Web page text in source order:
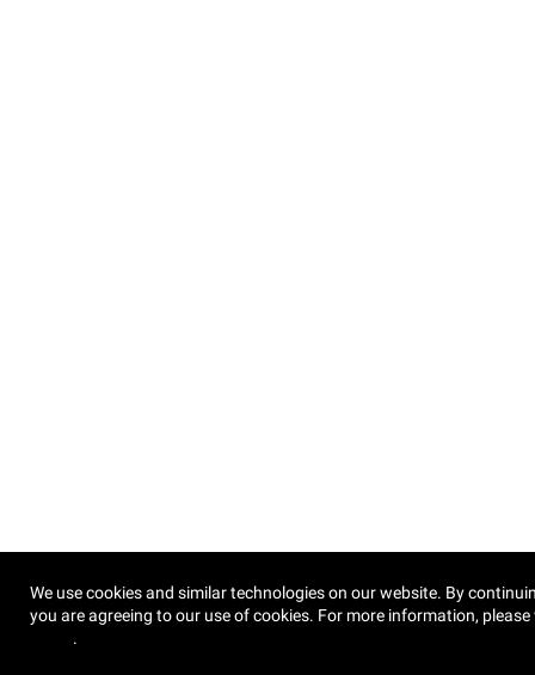
We use cookies and similar technologies on our website. By
you are agreeing to our use of cookies. For more information,
.